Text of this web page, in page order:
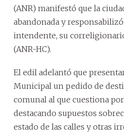
(ANR) manifestó que la
abandonada y
intendente, su
(ANR-HC).
El edil adelantó que
Municipal un pedido de
comunal al que cuestiona
destacando supuestos
estado de las calles y otras